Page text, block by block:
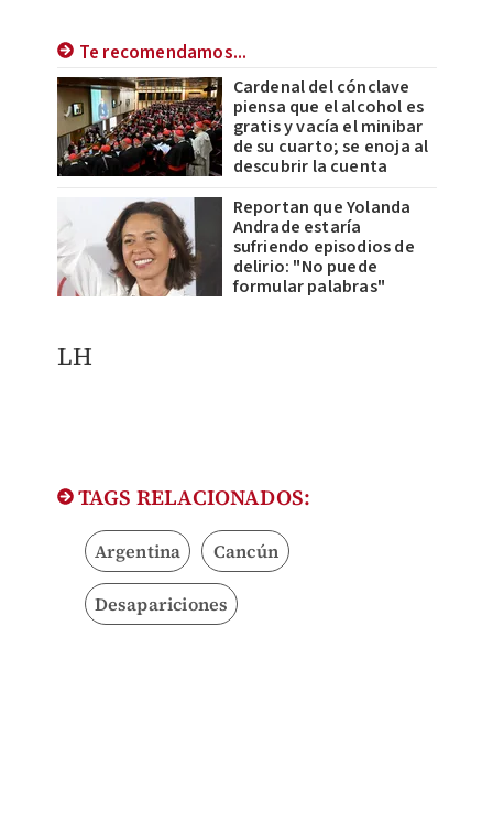
Te recomendamos...
Cardenal del cónclave
piensa que el alcohol es
gratis y vacía el minibar
de su cuarto; se enoja al
descubrir la cuenta
Reportan que Yolanda
Andrade estaría
sufriendo episodios de
delirio: "No puede
formular palabras"
​LH
TAGS RELACIONADOS:
Argentina Cancún
Desapariciones